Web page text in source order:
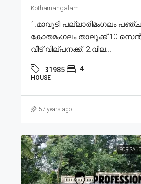
Kothamangalam
1.മാവുടി പല്ലാരിമംഗലം
കോതമംഗലം താലൂക്ക് 10 സെൻ്റ്
വീട് വില്പനക്ക്. 2.വില...
31985 4
HOUSE
57 years ago
FOR SALE